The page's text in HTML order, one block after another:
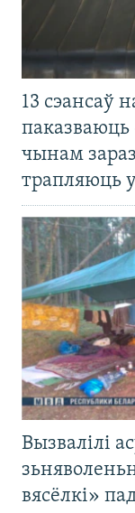
13 сэансаў
чынам
трапляюць
Вызвалілі
вясёлкі»